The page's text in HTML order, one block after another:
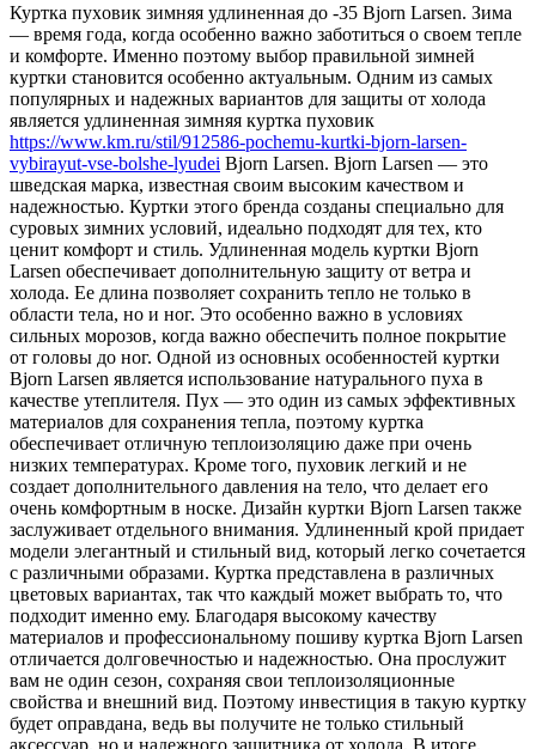
Курткa пуxoвик зимняя удлинeннaя до -35 Bjorn Larsen. Зима
— время года, когда особенно важно заботиться о своем тепле
и комфорте. Именно поэтому выбор правильной зимней
куртки становится особенно актуальным. Одним из самых
популярных и надежных вариантов для защиты от холода
является удлиненная зимняя куртка пуховик
https://www.km.ru/stil/912586-pochemu-kurtki-bjorn-larsen-
vybirayut-vse-bolshe-lyudei Bjorn Larsen. Bjorn Larsen — это
шведская марка, известная своим высоким качеством и
надежностью. Куртки этого бренда созданы специально для
суровых зимних условий, идеально подходят для тех, кто
ценит комфорт и стиль. Удлиненная модель куртки Bjorn
Larsen обеспечивает дополнительную защиту от ветра и
холода. Ее длина позволяет сохранить тепло не только в
области тела, но и ног. Это особенно важно в условиях
сильных морозов, когда важно обеспечить полное покрытие
от головы до ног. Одной из основных особенностей куртки
Bjorn Larsen является использование натурального пуха в
качестве утеплителя. Пух — это один из самых эффективных
материалов для сохранения тепла, поэтому куртка
обеспечивает отличную теплоизоляцию даже при очень
низких температурах. Кроме того, пуховик легкий и не
создает дополнительного давления на тело, что делает его
очень комфортным в носке. Дизайн куртки Bjorn Larsen также
заслуживает отдельного внимания. Удлиненный крой придает
модели элегантный и стильный вид, который легко сочетается
с различными образами. Куртка представлена в различных
цветовых вариантах, так что каждый может выбрать то, что
подходит именно ему. Благодаря высокому качеству
материалов и профессиональному пошиву куртка Bjorn Larsen
отличается долговечностью и надежностью. Она прослужит
вам не один сезон, сохраняя свои теплоизоляционные
свойства и внешний вид. Поэтому инвестиция в такую куртку
будет оправдана, ведь вы получите не только стильный
аксессуар, но и надежного защитника от холода. В итоге,